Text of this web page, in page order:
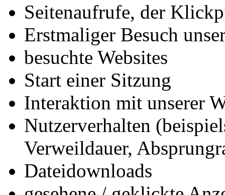
Seitenaufrufe, der
Erstmaliger Besuch
besuchte Websites
Start einer Sitzung
Interaktion mit unserer
Nutzerverhalten
Verweildauer,
Dateidownloads